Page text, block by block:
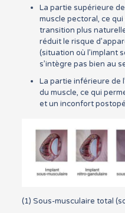
La partie supérieure
muscle pectoral, ce
transition plus
réduit le risque
(situation où l’implant
s’intègre pas bien au
La partie inférieure de
du muscle, ce qui
et un inconfort
(1) Sous-musculaire total